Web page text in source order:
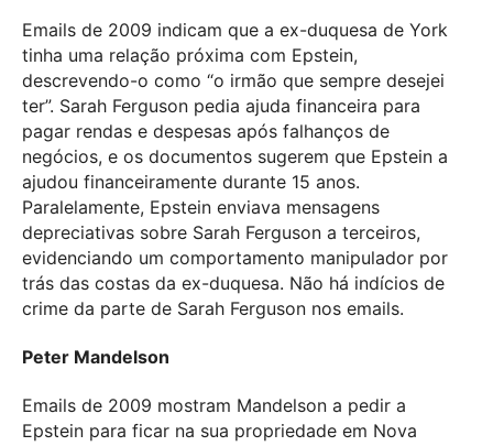
Emails de 2009 indicam que a ex-duquesa de York
tinha uma relação próxima com Epstein,
descrevendo-o como “o irmão que sempre desejei
ter”. Sarah Ferguson pedia ajuda financeira para
pagar rendas e despesas após falhanços de
negócios, e os documentos sugerem que Epstein a
ajudou financeiramente durante 15 anos.
Paralelamente, Epstein enviava mensagens
depreciativas sobre Sarah Ferguson a terceiros,
evidenciando um comportamento manipulador por
trás das costas da ex-duquesa. Não há indícios de
crime da parte de Sarah Ferguson nos emails.
Peter Mandelson
Emails de 2009 mostram Mandelson a pedir a
Epstein para ficar na sua propriedade em Nova